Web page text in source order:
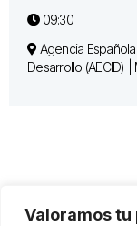
Valoramos
09:30
Agencia
Desarrollo (AECID) |